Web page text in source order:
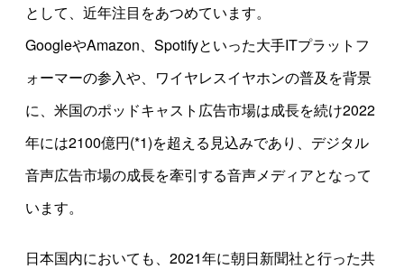
として、近年注目をあつめています。
GoogleやAmazon、Spotifyといった大手ITプラットフ
ォーマーの参入や、ワイヤレスイヤホンの普及を背景
に、米国のポッドキャスト広告市場は成長を続け2022
年には2100億円(*1)を超える見込みであり、デジタル
音声広告市場の成長を牽引する音声メディアとなって
います。
日本国内においても、2021年に朝日新聞社と行った共